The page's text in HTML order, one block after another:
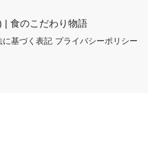
| 食のこだわり物語
に基づく表記 プライバシーポリシー